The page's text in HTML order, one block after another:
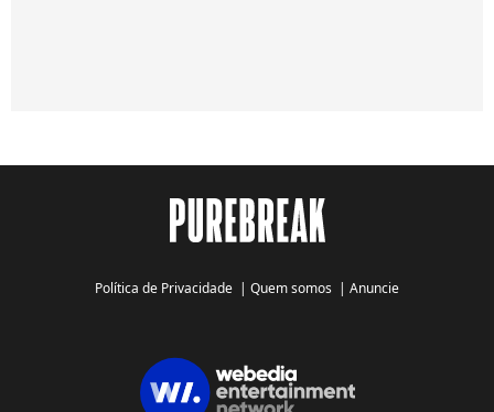
Política de Privacidade | Quem somos | Anuncie